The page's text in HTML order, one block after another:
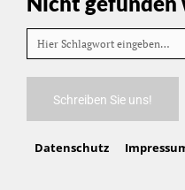
Hier Schlagwort eingeben…
Schreiben Sie uns!
Datenschutz